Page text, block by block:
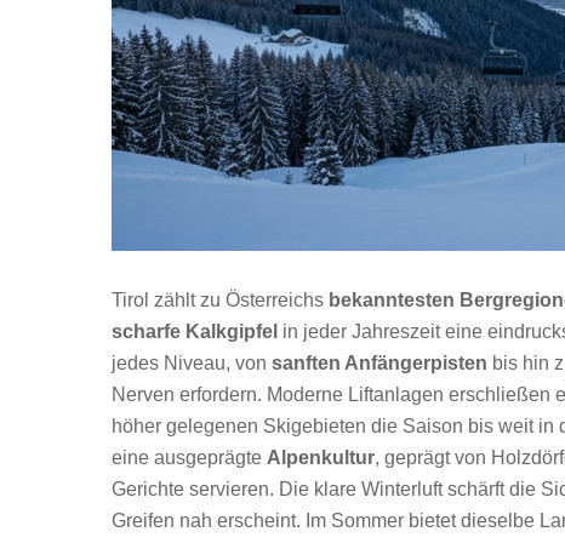
Tirol zählt zu Österreichs bekanntesten
scharfe Kalkgipfel in jeder Jahreszeit eine
jedes Niveau, von sanften Anfängerpisten bis hin
Nerven erfordern. Moderne Liftanlagen erschließen
höher gelegenen Skigebieten die Saison bis weit in
eine ausgeprägte Alpenkultur, geprägt von
Gerichte servieren. Die klare Winterluft schärft die
Greifen nah erscheint. Im Sommer bietet dieselbe